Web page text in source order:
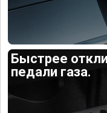
Быстрее
педали газа.